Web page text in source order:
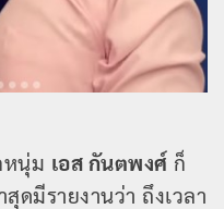
หนุ่ม เอส กันตพงศ์ ก็
มีรายงานว่า ถึงเวลา